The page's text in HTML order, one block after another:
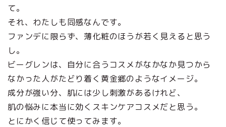
て。
それ、わたしも同感なんです。
ファンデに限らず、薄化粧のほうが若く見えると思う
し。
ビーグレンは、自分に合うコスメがなかなか見つから
なかった人がたどり着く黄金郷のようなイメージ。
成分が強い分、肌には少し刺激があるけれど、
肌の悩みに本当に効くスキンケアコスメだと思う。
とにかく信じて使ってみます。